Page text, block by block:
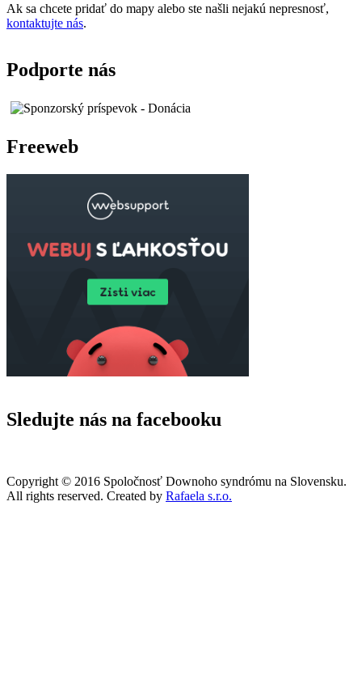
Ak sa chcete pridať do mapy alebo ste našli nejakú nepresnosť,
kontaktujte nás.
Podporte nás
Freeweb
Sledujte nás na facebooku
Copyright © 2016 Spoločnosť Downoho syndrómu na Slovensku.
All rights reserved. Created by Rafaela s.r.o.